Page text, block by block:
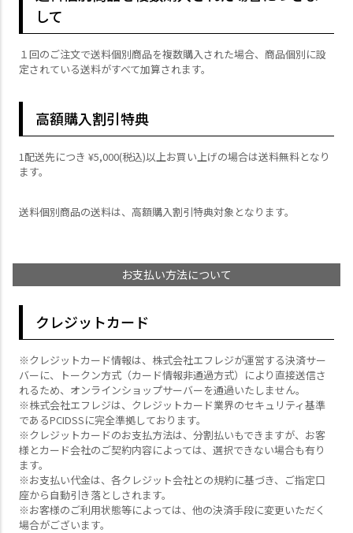
して
１回のご注文で送料個別商品を複数購入された場合、商品個別に設
定されている送料がすべて加算されます。
高額購入割引特典
1配送先につき ¥5,000(税込)以上お買い上げの場合は送料無料となり
ます。
送料個別商品の送料は、高額購入割引特典対象となります。
お支払い方法について
クレジットカード
※クレジットカード情報は、株式会社エフレジが運営する決済サー
バーに、トークン方式（カード情報非通過方式）により直接送信さ
れるため、オンラインショップサーバーを通過いたしません。
※株式会社エフレジは、クレジットカード業界のセキュリティ基準
であるPCIDSSに完全準拠しております。
※クレジットカードのお支払方法は、分割払いもできますが、お客
様とカード会社のご契約内容によっては、選択できない場合も有り
ます。
※お支払い代金は、各クレジット会社との規約に基づき、ご指定口
座から自動引き落としされます。
※お客様のご利用状態等によっては、他の決済手段に変更いただく
場合がございます。